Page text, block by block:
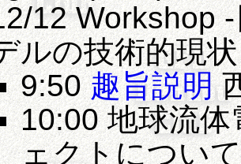
12 Workshop
ルの技術的現
9:50趣旨説明
10:00 地球流
ェクトについ